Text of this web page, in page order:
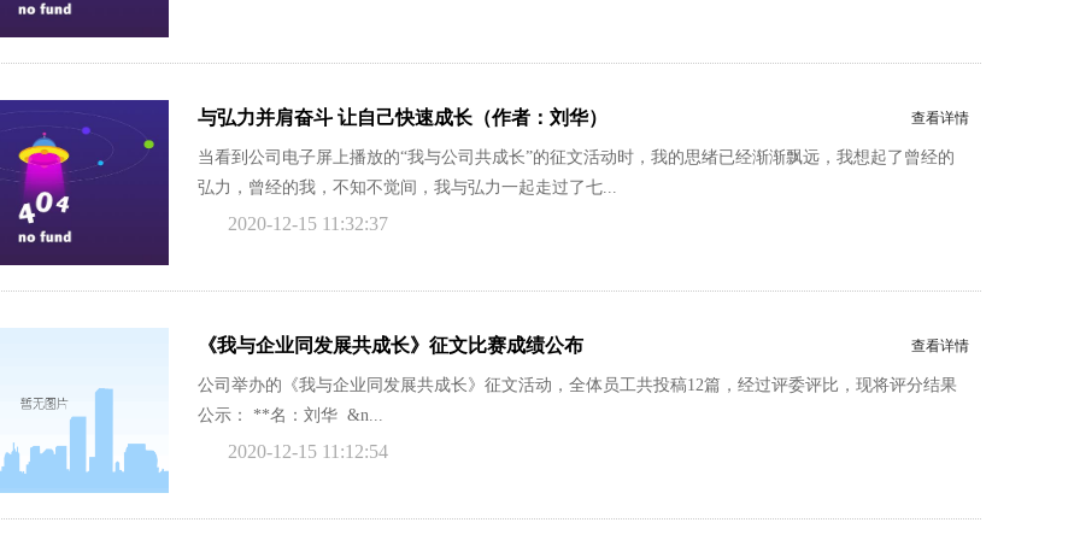
与弘力并肩奋斗 让自己快速成长（作者：刘华） 查看详情
当看到公司电子屏上播放的“我与公司共成长”的征文活动时，我的思绪已经渐渐飘远，我想起了曾经的
弘力，曾经的我，不知不觉间，我与弘力一起走过了七...
2020-12-15 11:32:37
《我与企业同发展共成长》征文比赛成绩公布 查看详情
公司举办的《我与企业同发展共成长》征文活动，全体员工共投稿12篇，经过评委评比，现将评分结果
公示： **名：刘华 &n...
2020-12-15 11:12:54